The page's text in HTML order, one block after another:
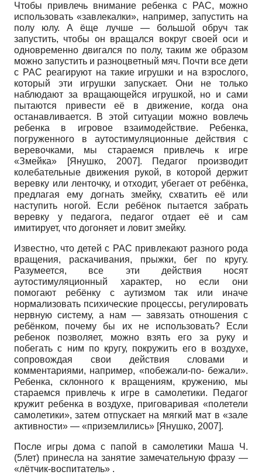
Чтобы привлечь внимание ребенка с РАС, можно
использовать «завлекалки», например, запустить на
полу юлу. А ёще лучше — большой обруч так
запустить, чтобы он вращался вокруг своей оси и
одновременно двигался по полу, таким же образом
можно запустить и разноцветный мяч. Почти все дети
с РАС реагируют на такие игрушки и на взрослого,
который эти игрушки запускает. Они не только
наблюдают за вращающейся игрушкой, но и сами
пытаются привести её в движение, когда она
останавливается. В этой ситуации можно вовлечь
ребенка в игровое взаимодействие. Ребенка,
погруженного в аутос­тимуляционные действия с
веревочками, мы стараемся привлечь к игре
«Змейка»
[Янушко, 2007]. Педагог производит
колебательные движения рукой, в которой держит
веревку или ленточку, и отходит, убегает от ребёнка,
предлагая ему догнать змейку, схватить её или
наступить ногой. Если ребёнок пытается забрать
веревку у педагога, педагог отдает её и сам
имитирует, что догоняет и ловит змейку.
Известно, что детей с РАС привлекают разного рода
вращения, раскачивания, прыжки, бег по кругу.
Разумеется, все эти действия носят
аутостимуляционный характер, но если они
помогают ребёнку с аутизмом так или иначе
нормализовать психические процессы, регулировать
нервную систему, а нам — завязать отношения с
ребёнком, почему бы их не использовать? Если
ребенок позволяет, можно взять его за руку и
побегать с ним по кругу, покружить его в воздухе,
сопровождая свои действия словами и
комментариями, например, «побежали-по- бежали».
Ребенка, склонного к вращениям, кружению, мы
стараемся привлечь к игре в самолетики. Педагог
кружит ребенка в воздухе, приговаривая «полетели
самолетики», затем отпускает на мягкий мат в «зале
активности» — «приземлились» [Янушко, 2007].
После игры дома с папой в самолетики Маша Ч.
(5лет) принесла на занятие замечательную фразу —
«лётчик-воспитатель» .